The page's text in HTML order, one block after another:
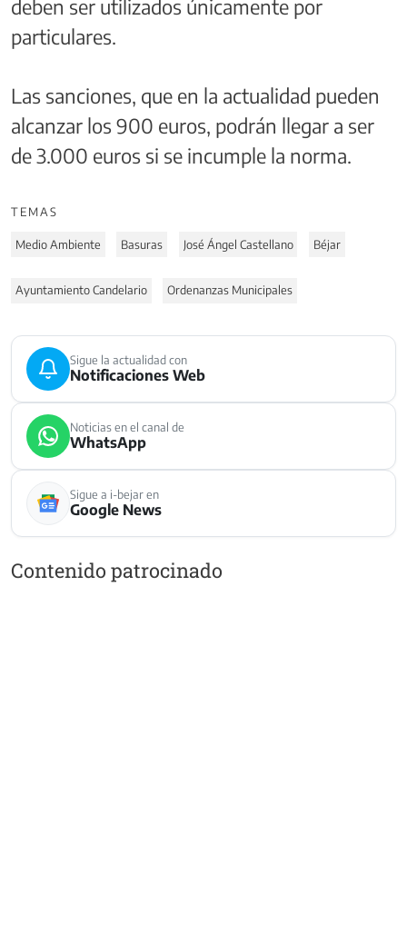
deben ser utilizados únicamente por
particulares.
Las sanciones, que en la actualidad pueden
alcanzar los 900 euros, podrán llegar a ser
de 3.000 euros si se incumple la norma.
TEMAS
Medio Ambiente Basuras José Ángel Castellano Béjar
Ayuntamiento Candelario Ordenanzas Municipales
Sigue la actualidad con
Notificaciones Web
Noticias en el canal de
WhatsApp
Sigue a i-bejar en
Google News
Contenido patrocinado